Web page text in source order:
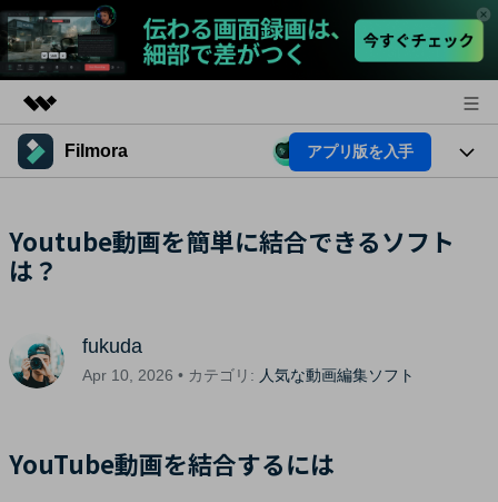
製品
ユーティリティ
概要
企業情報
サポート
Filmora アプリ版を入手
プラットフォーム
AI機能
AIヒント
活用法
Filmoraのユーザー層
動画編集のコツ
サポート
Youtube動画を簡単に結合できるソフト
は？
fukuda
Apr 10, 2026 • カテゴリ: 人気な動画編集ソフト
YouTube動画を結合するには